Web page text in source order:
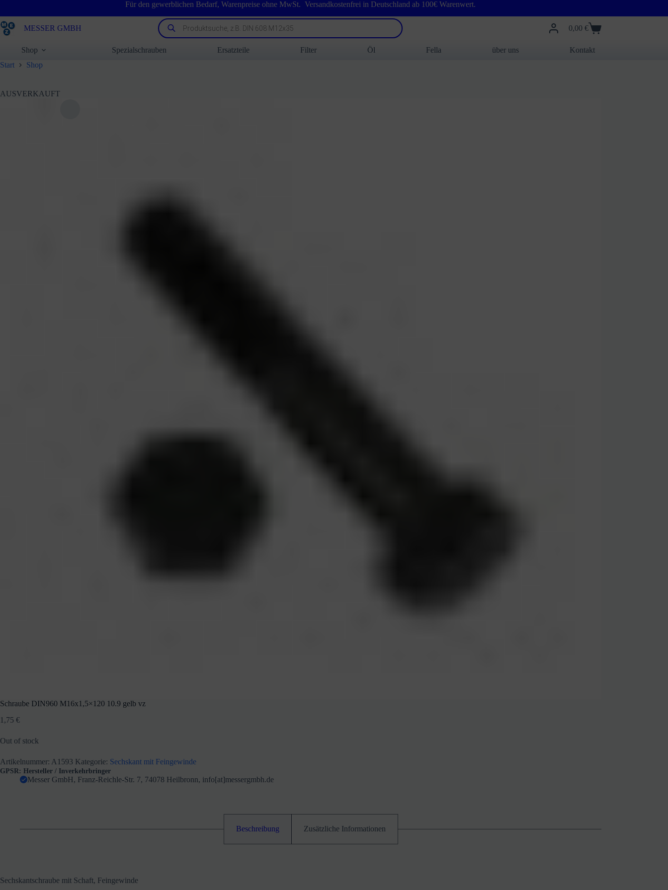
springen
Für den gewerblichen Bedarf, Warenpreise ohne MwSt. Versandkostenfrei in Deutschland ab 100€ Warenwert.
MESSER GMBH
Products
search
Warenkorb
0,00 €
Shop Spezialschrauben Ersatzteile Filter Öl Fella über uns
Kontakt
Start
Shop
AUSVERKAUFT
Schraube DIN960 M16x1,5×120 10.9 gelb vz
1,75 €
Out of stock
Artikelnummer: A1593 Kategorie: Sechskant mit Feingewinde
GPSR: Hersteller / Inverkehrbringer
Messer GmbH, Franz-Reichle-Str. 7, 74078 Heilbronn, info[at]messergmbh.de
Beschreibung Zusätzliche Informationen
Sechskantschraube mit Schaft, Feingewinde